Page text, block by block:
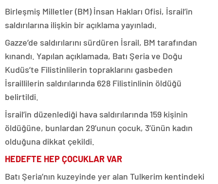
Birleşmiş Milletler (BM) İnsan Hakları Ofisi, İsrail’in
saldırılarına ilişkin bir açıklama yayınladı.
Gazze’de saldırılarını sürdüren İsrail, BM tarafından
kınandı. Yapılan açıklamada, Batı Şeria ve Doğu
Kudüs’te Filistinlilerin topraklarını gasbeden
İsraillilerin saldırılarında 628 Filistinlinin öldüğü
belirtildi.
İsrail’in düzenlediği hava saldırılarında 159 kişinin
öldüğüne, bunlardan 29’unun çocuk, 3’ünün kadın
olduğuna dikkat çekildi.
HEDEFTE HEP ÇOCUKLAR VAR
Batı Şeria’nın kuzeyinde yer alan Tulkerim kentindeki